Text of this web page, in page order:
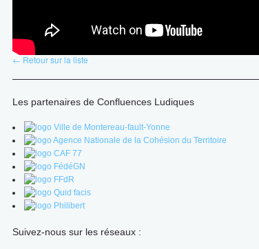
← Retour sur la liste
Les partenaires de Confluences Ludiques
Suivez-nous sur les réseaux :